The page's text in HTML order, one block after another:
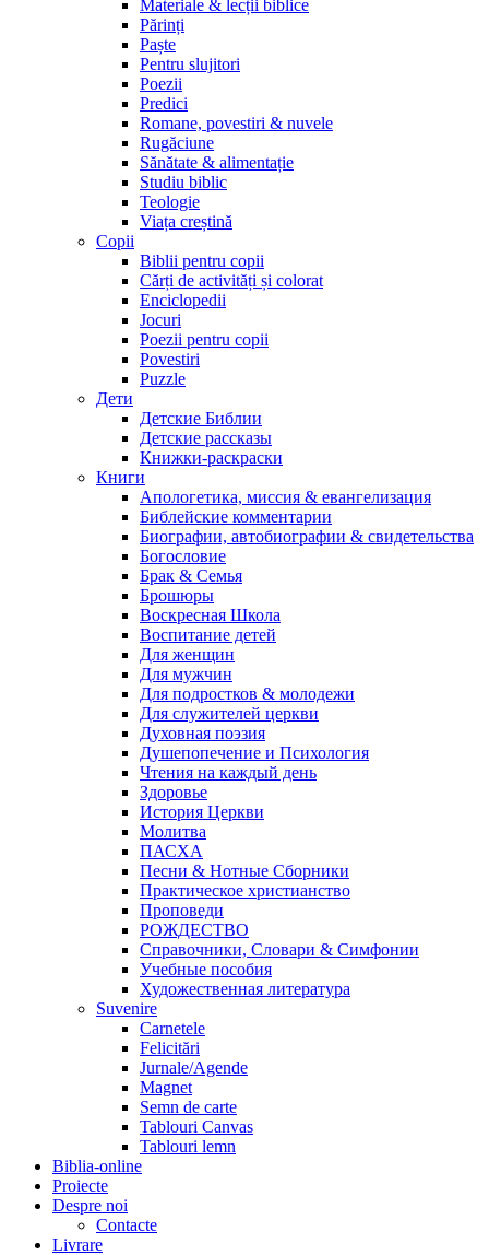
Materiale & lecții biblice
Părinți
Paște
Pentru slujitori
Poezii
Predici
Romane, povestiri & nuvele
Rugăciune
Sănătate & alimentație
Studiu biblic
Teologie
Viața creștină
Copii
Biblii pentru copii
Cărți de activități și colorat
Enciclopedii
Jocuri
Poezii pentru copii
Povestiri
Puzzle
Дети
Детские Библии
Детские рассказы
Книжки-раскраски
Книги
Апологетика, миссия & евангелизация
Библейские комментарии
Биографии, автобиографии & свидетельства
Богословие
Брак & Семья
Брошюры
Воскресная Школа
Воспитание детей
Для женщин
Для мужчин
Для подростков & молодежи
Для служителей церкви
Духовная поэзия
Душепопечение и Психология
Чтения на каждый день
Здоровье
История Церкви
Молитва
ПАСХА
Песни & Нотные Сборники
Практическое христианство
Проповеди
РОЖДЕСТВО
Справочники, Словари & Симфонии
Учебные пособия
Художественная литература
Suvenire
Carnetele
Felicitări
Jurnale/Agende
Magnet
Semn de carte
Tablouri Canvas
Tablouri lemn
Biblia-online
Proiecte
Despre noi
Contacte
Livrare